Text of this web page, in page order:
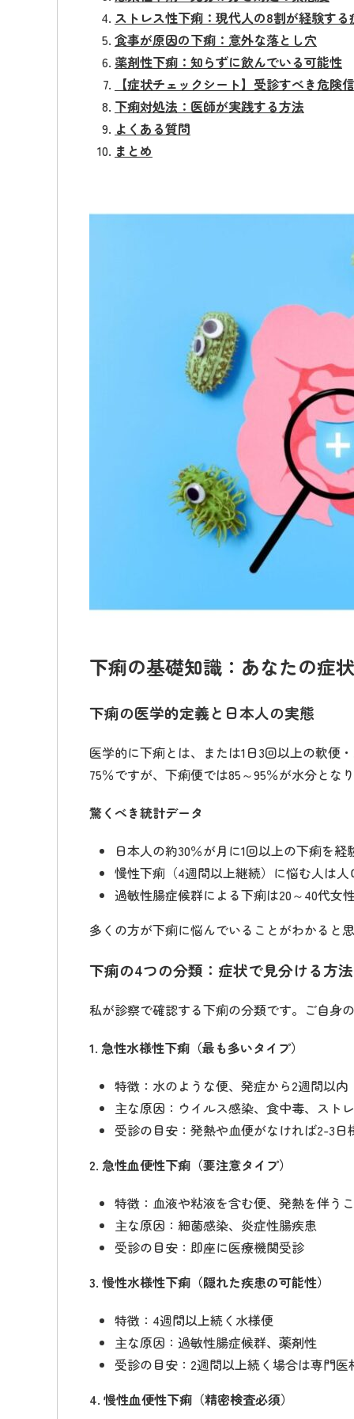
ストレス性下痢：現代人の8割が経験する
食事が原因の下痢：意外な落とし穴
薬剤性下痢：知らずに飲んでいる可能性
【症状チェックシート】受診すべき危険
下痢対処法：医師が実践する方法
よくある質問
まとめ
下痢の基礎知識：あなたの症
下痢の医学的定義と日本人の実態
医学的に下痢とは、または1日3回以上の軟便
75％ですが、下痢便では85～95％が水分とな
驚くべき統計データ
日本人の約30％が月に1回以上の下痢を経
慢性下痢（4週間以上継続）に悩む人は人
過敏性腸症候群による下痢は20～40代女
多くの方が下痢に悩んでいることがわかると
下痢の4つの分類：症状で見分ける方法
私が診察で確認する下痢の分類です。ご自身
1. 急性水様性下痢（最も多いタイプ）
特徴：水のような便、発症から2週間以内
主な原因：ウイルス感染、食中毒、スト
受診の目安：発熱や血便がなければ2-3日
2. 急性血便性下痢（要注意タイプ）
特徴：血液や粘液を含む便、発熱を伴う
主な原因：細菌感染、炎症性腸疾患
受診の目安：即座に医療機関受診
3. 慢性水様性下痢（隠れた疾患の可能性）
特徴：4週間以上続く水様便
主な原因：過敏性腸症候群、薬剤性
受診の目安：2週間以上続く場合は専門医
4. 慢性血便性下痢（精密検査必須）